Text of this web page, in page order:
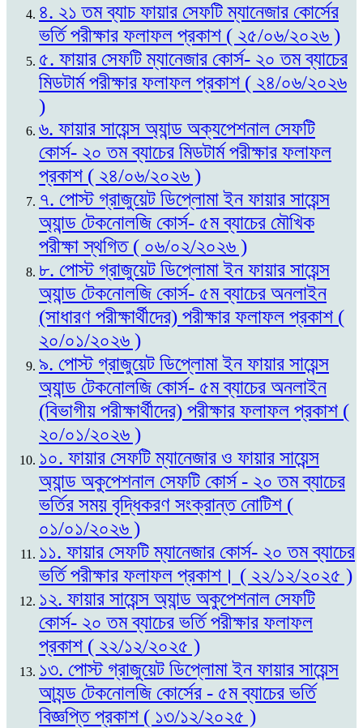
৪. ২১ তম ব্যাচ ফায়ার সেফটি ম্যানেজার কোর্সের
ভর্তি পরীক্ষার ফলাফল প্রকাশ ( ২৫/০৬/২০২৬ )
৫. ফায়ার সেফটি ম্যানেজার কোর্স- ২০ তম ব্যাচের
মিডটার্ম পরীক্ষার ফলাফল প্রকাশ ( ২৪/০৬/২০২৬
)
৬. ফায়ার সায়েন্স অ্যান্ড অক্যপেশনাল সেফটি
কোর্স- ২০ তম ব্যাচের মিডটার্ম পরীক্ষার ফলাফল
প্রকাশ ( ২৪/০৬/২০২৬ )
৭. পোস্ট গ্রাজুয়েট ডিপ্লোমা ইন ফায়ার সায়েন্স
অ্যান্ড টেকনোলজি কোর্স- ৫ম ব্যাচের মৌখিক
পরীক্ষা স্থগিত ( ০৬/০২/২০২৬ )
৮. পোস্ট গ্রাজুয়েট ডিপ্লোমা ইন ফায়ার সায়েন্স
অ্যান্ড টেকনোলজি কোর্স- ৫ম ব্যাচের অনলাইন
(সাধারণ পরীক্ষার্থীদের) পরীক্ষার ফলাফল প্রকাশ (
২০/০১/২০২৬ )
৯. পোস্ট গ্রাজুয়েট ডিপ্লোমা ইন ফায়ার সায়েন্স
অ্যান্ড টেকনোলজি কোর্স- ৫ম ব্যাচের অনলাইন
(বিভাগীয় পরীক্ষার্থীদের) পরীক্ষার ফলাফল প্রকাশ (
২০/০১/২০২৬ )
১০. ফায়ার সেফটি ম্যানেজার ও ফায়ার সায়েন্স
অ্যান্ড অকুপেশনাল সেফটি কোর্স - ২০ তম ব্যাচের
ভর্তির সময় বৃদ্ধিকরণ সংক্রান্ত নোটিশ (
০১/০১/২০২৬ )
১১. ফায়ার সেফটি ম্যানেজার কোর্স- ২০ তম ব্যাচের
ভর্তি পরীক্ষার ফলাফল প্রকাশ। ( ২২/১২/২০২৫ )
১২. ফায়ার সায়েন্স অ্যান্ড অকুপেশনাল সেফটি
কোর্স- ২০ তম ব্যাচের ভর্তি পরীক্ষার ফলাফল
প্রকাশ ( ২২/১২/২০২৫ )
১৩. পোস্ট গ্রাজুয়েট ডিপ্লোমা ইন ফায়ার সায়েন্স
আ্যন্ড টেকনোলজি কোর্সের - ৫ম ব্যাচের ভর্তি
বিজ্ঞপ্তি প্রকাশ ( ১৩/১২/২০২৫ )